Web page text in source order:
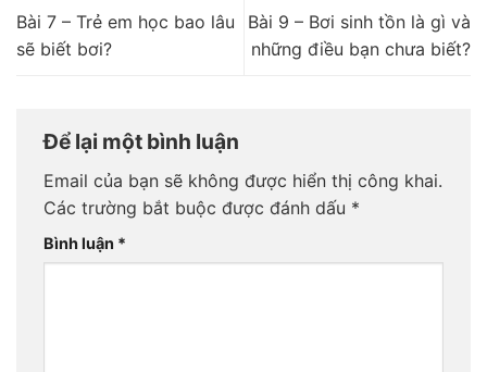
Bài 7 – Trẻ em học bao lâu
sẽ biết bơi?
Bài 9 – Bơi sinh tồn là gì và
những điều bạn chưa biết?
Để lại một bình luận
Email của bạn sẽ không được hiển thị công khai.
Các trường bắt buộc được đánh dấu *
Bình luận *